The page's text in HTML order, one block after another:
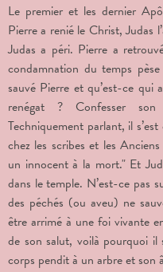
Le premier et les dernier
Pierre a renié le Christ, Judas
Judas a péri. Pierre a
condamnation du temps
sauvé Pierre et qu’est-ce qui
renégat ? Confesser
Techniquement parlant, il
chez les scribes et les
un innocent à la mort." Et
dans le temple. N’est-ce pas
des péchés (ou aveu) ne
être arrimé à une foi vivante
de son salut, voilà pourquoi il
corps pendit à un arbre et son